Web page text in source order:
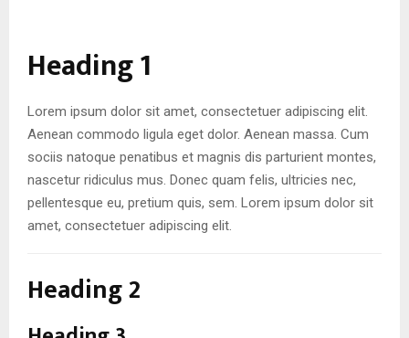
Heading 1
Lorem ipsum dolor sit amet, consectetuer adipiscing elit.
Aenean commodo ligula eget dolor. Aenean massa. Cum
sociis natoque penatibus et magnis dis parturient montes,
nascetur ridiculus mus. Donec quam felis, ultricies nec,
pellentesque eu, pretium quis, sem. Lorem ipsum dolor sit
amet, consectetuer adipiscing elit.
Heading 2